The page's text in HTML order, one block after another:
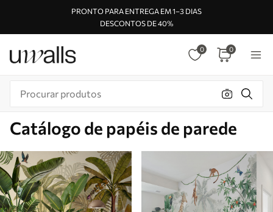
PRONTO PARA ENTREGA EM 1–3 DIAS
DESCONTOS DE 40%
0 0
Catálogo de papéis de parede